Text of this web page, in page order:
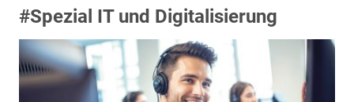
#Spezial IT und Digitalisierung